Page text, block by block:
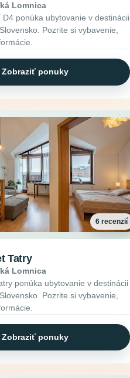
Lomnica
D4 ponúka ubytovanie v destinácii
Pozrite si vybavenie,
Zobraziť ponuky
6 recenzií
Tatry
Lomnica
ponúka ubytovanie v destinácii
Pozrite si vybavenie,
Zobraziť ponuky